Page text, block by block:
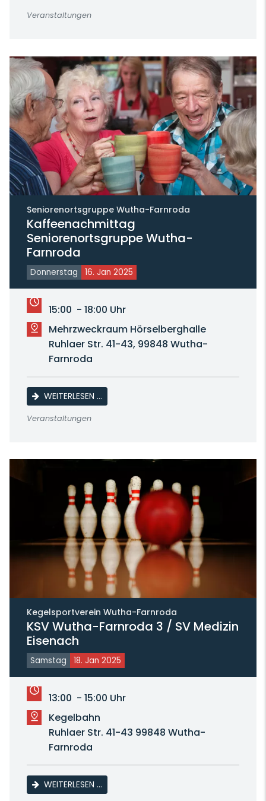
Veranstaltungen
Seniorenortsgruppe Wutha-Farnroda
Kaffeenachmittag
Seniorenortsgruppe Wutha-
Farnroda
Donnerstag 16. Jan 2025
15:00 - 18:00 Uhr
Mehrzweckraum Hörselberghalle
Ruhlaer Str. 41-43, 99848 Wutha-
Farnroda
WEITERLESEN …KAFFEENACHMITTAG
Veranstaltungen
Kegelsportverein Wutha-Farnroda
KSV Wutha-Farnroda 3 / SV Medizin
Eisenach
Samstag 18. Jan 2025
13:00 - 15:00 Uhr
Kegelbahn
Ruhlaer Str. 41-43 99848 Wutha-
Farnroda
WEITERLESEN …KSV WUTHA-FARNRODA 3 / SV MEDIZIN